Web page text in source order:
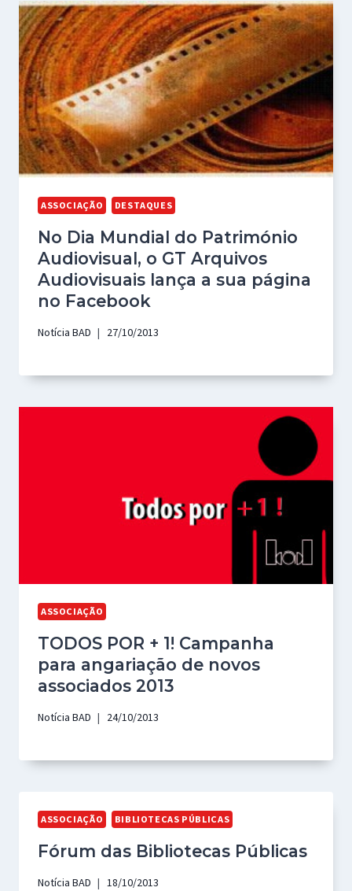
ASSOCIAÇÃO DESTAQUES
No Dia Mundial do Património
Audiovisual, o GT Arquivos
Audiovisuais lança a sua página
no Facebook
Notícia BAD 27/10/2013
ASSOCIAÇÃO
TODOS POR + 1! Campanha
para angariação de novos
associados 2013
Notícia BAD 24/10/2013
ASSOCIAÇÃO BIBLIOTECAS PÚBLICAS
Fórum das Bibliotecas Públicas
Notícia BAD 18/10/2013